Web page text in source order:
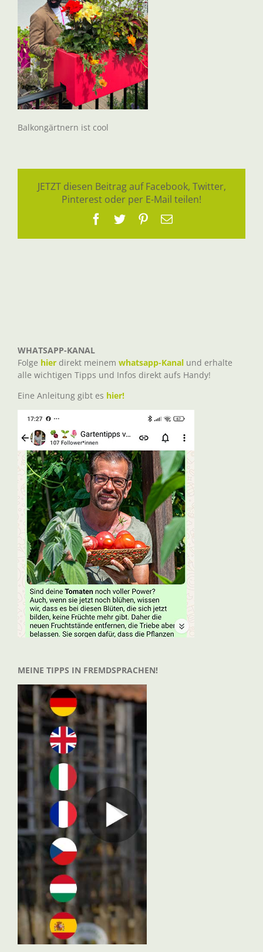
Balkongärtnern ist cool
JETZT diesen Beitrag auf Facebook, Twitter,
Pinterest oder per E-Mail teilen!
Facebook
TwitterPinterest
E-
WHATSAPP-KANAL
Folge hier direkt meinem whatsapp-Kanal und erhalte
alle wichtigen Tipps und Infos direkt aufs Handy!
Eine Anleitung gibt es hier!
MEINE TIPPS IN FREMDSPRACHEN!